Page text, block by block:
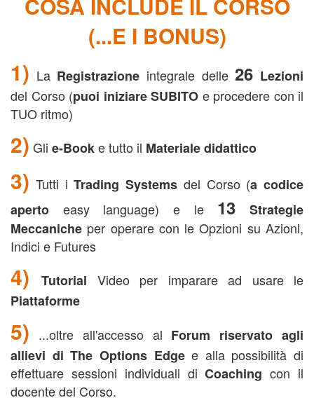
(...E I BONUS)
1) La Registrazione integrale delle 26 Lezioni
del Corso (puoi iniziare SUBITO e procedere con il
TUO ritmo)
2) Gli e-Booke tutto il Materiale didattico
3) Tutti iTrading Systems del Corso (a codice
aperto easy language) e le 13 Strategie
Meccaniche per operare con le Opzioni su Azioni,
Indici e Futures
4) Tutorial Video per imparare ad usare le
Piattaforme
5) ...oltre all'accesso al Forum riservato agli
allievi di The Options Edgee alla possibilità di
effettuare sessioni individuali di Coachingcon il
docente del Corso.